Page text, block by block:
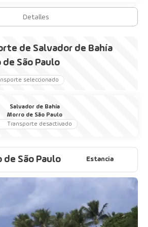
Detalles
de Salvador de Bahía
de São Paulo
seleccionado
Salvador de Bahía
Morro de São Paulo
Transporte desactivado
de São Paulo Estancia